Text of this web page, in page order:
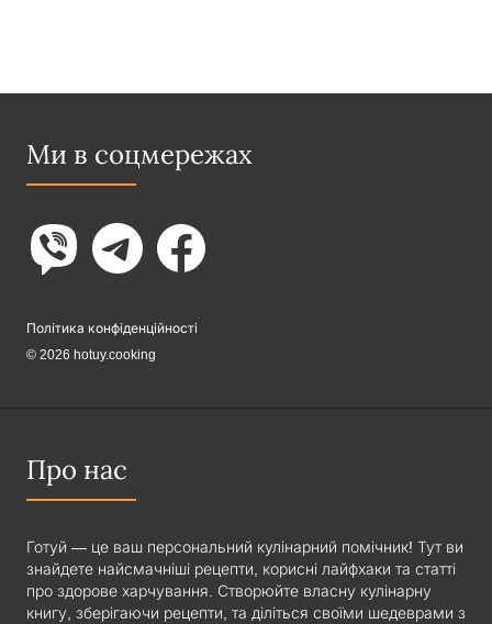
Ми в соцмережах
Політика конфіденційності
© 2026 hotuy.cooking
Про нас
Готуй — це ваш персональний кулінарний помічник! Тут ви
знайдете найсмачніші рецепти, корисні лайфхаки та статті
про здорове харчування. Створюйте власну кулінарну
книгу, зберігаючи рецепти, та діліться своїми шедеврами з